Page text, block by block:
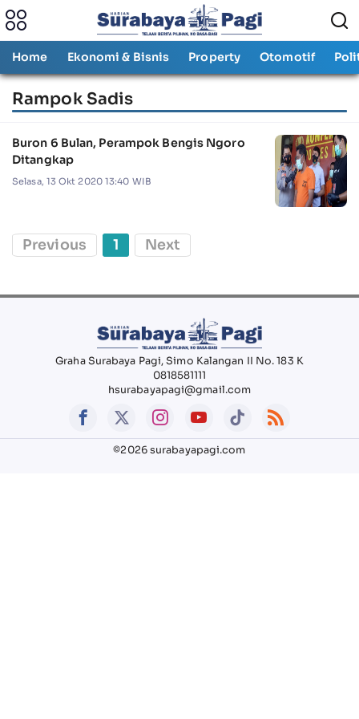
Home Ekonomi & Bisnis Property Otomotif
Rampok Sadis
Buron 6 Bulan, Perampok Bengis Ngoro
Ditangkap
Selasa, 13 Okt 2020 13:40 WIB
Previous 1 Next
Graha Surabaya Pagi, Simo Kalangan II No. 183 K
0818581111
hsurabayapagi@gmail.com
©2026 surabayapagi.com